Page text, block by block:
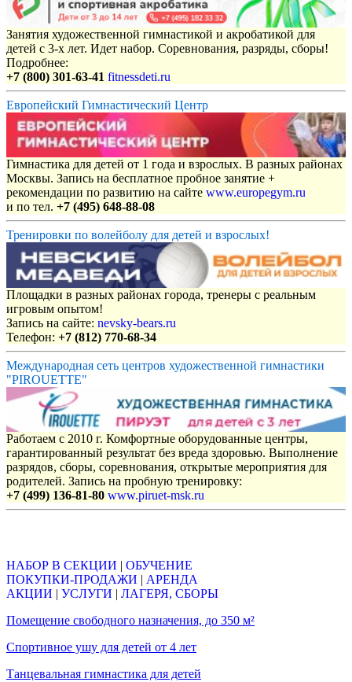
Занятия художественной гимнастикой и акробатикой для
детей с 3-х лет. Идет набор. Соревнования, разряды, сборы!
Подробнее:
+7 (800) 301-63-41 fitnessdeti.ru
Европейский Гимнастический Центр
Гимнастика для детей от 1 года и взрослых. В разных районах
Москвы. Запись на бесплатное пробное занятие +
рекомендации по развитию на сайте www.europegym.ru
и по тел. +7 (495) 648-88-08
Тренировки по волейболу для детей и взрослых!
Площадки в разных районах города, тренеры с реальным
игровым опытом!
Запись на сайте: nevsky-bears.ru
Телефон: +7 (812) 770-68-34
Международная сеть центров художественной гимнастики
"PIROUETTE"
Работаем с 2010 г. Комфортные оборудованные центры,
гарантированный результат без вреда здоровью. Выполнение
разрядов, сборы, соревнования, открытые мероприятия для
родителей. Запись на пробную тренировку:
+7 (499) 136-81-80 www.piruet-msk.ru
НАБОР В СЕКЦИИ | ОБУЧЕНИЕ
ПОКУПКИ-ПРОДАЖИ | АРЕНДА
АКЦИИ | УСЛУГИ | ЛАГЕРЯ, СБОРЫ
Помещение свободного назначения, до 350 м²
Спортивное ушу для детей от 4 лет
Танцевальная гимнастика для детей